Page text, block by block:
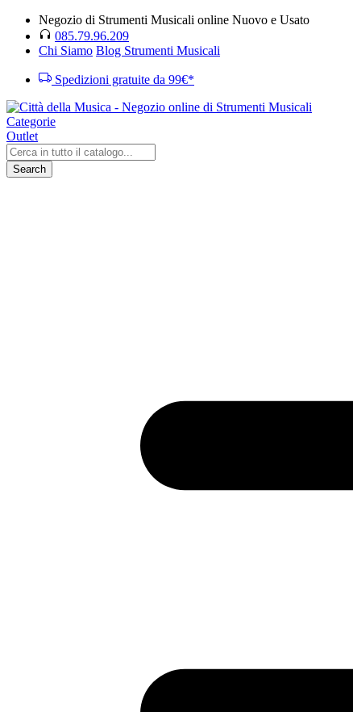
Negozio di Strumenti Musicali online Nuovo e Usato
085.79.96.209
Chi Siamo Blog Strumenti Musicali
Spedizioni gratuite da 99€*
Categorie
Outlet
Search